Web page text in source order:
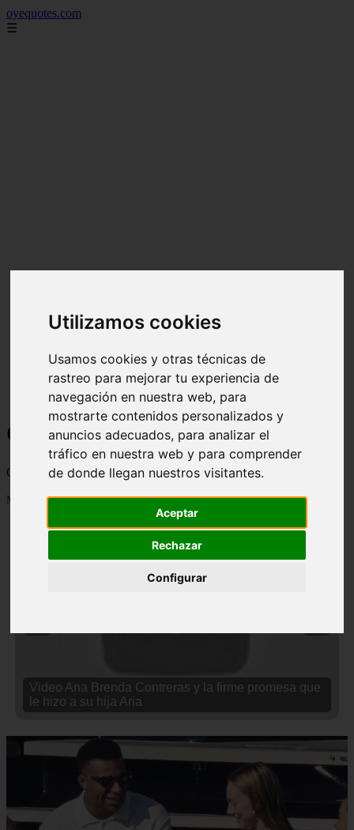
Utilizamos cookies
Usamos cookies y otras técnicas de
rastreo para mejorar tu experiencia de
navegación en nuestra web, para
mostrarte contenidos personalizados y
anuncios adecuados, para analizar el
tráfico en nuestra web y para comprender
de donde llegan nuestros visitantes.
Aceptar
Rechazar
Configurar
oyequotes.com
☰
Curiosidades y Sabias que
Cosas curiosas, curiosidades, noticias impactantes y mucho mas
Mostrando 1 - 24 de 2833 artículos
Video Ana Brenda Contreras y la firme promesa que
le hizo a su hija Aria